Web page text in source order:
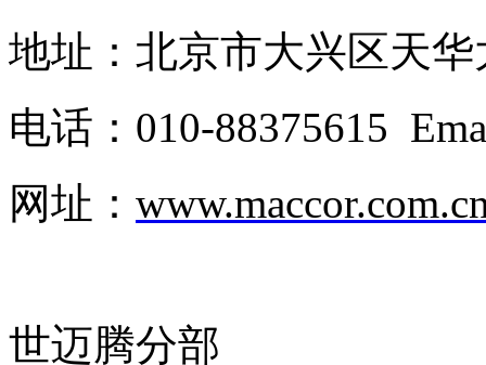
地址：北京市大兴区天华
电话： 010-88375615
网址：
世迈腾分部